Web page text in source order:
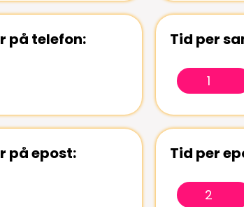
på telefon: Tid per
på epost: Tid per